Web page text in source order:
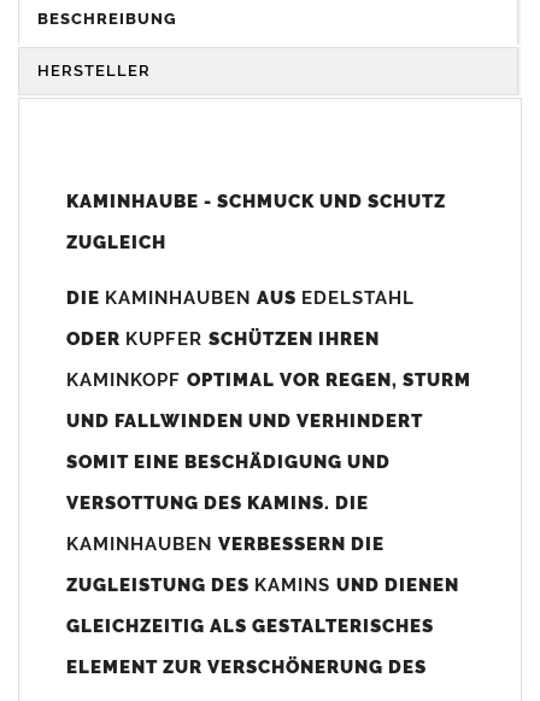
DIENEN GLEICHZEITIG ALS GESTALTERISCHES
ELEMENT ZUR VERSCHÖNERUNG DES BAUWERKS.
Unsere Maßangaben beziehen sich immer auf das
800mm x 740-800mm angefertigt (siehe Bild/Zeichnung unten).
angefertigt werden (bitte anfragen).
(siehe Bild/Zeichnung unten) angefertigt. Sollten die Bohrungen
nicht passen dann bitte "ohne"Bohrungen (Auswahlfeld)
bis 500mm Kaminbreite: Abstand vom Kaminrand ca.
80mm
BESCHREIBUNG
HERSTELLER
KAMINHAUBE - SCHMUCK UND SCHUTZ
ZUGLEICH
DIE KAMINHAUBEN AUS EDELSTAHL
ODER KUPFER SCHÜTZEN IHREN
KAMINKOPF OPTIMAL VOR REGEN, STURM
UND FALLWINDEN UND VERHINDERT
SOMIT EINE BESCHÄDIGUNG UND
VERSOTTUNG DES KAMINS. DIE
KAMINHAUBEN VERBESSERN DIE
ZUGLEISTUNG DES KAMINS UND DIENEN
GLEICHZEITIG ALS GESTALTERISCHES
ELEMENT ZUR VERSCHÖNERUNG DES